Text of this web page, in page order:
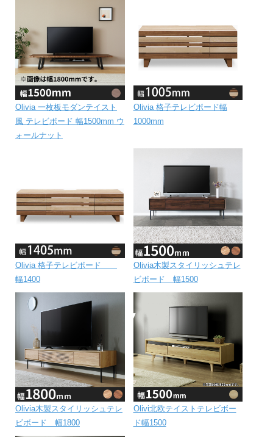
Olivia 一枚板モダンテイスト
風 テレビボード 幅1500mm ウ
ォールナット
Olivia 格子テレビボード幅
1000mm
Olivia 格子テレビボード
幅1400
Olivia木製スタイリッシュテレ
ビボード 幅1500
Olivia木製スタイリッシュテレ
ビボード 幅1800
Olivi北欧テイストテレビボー
ド幅1500